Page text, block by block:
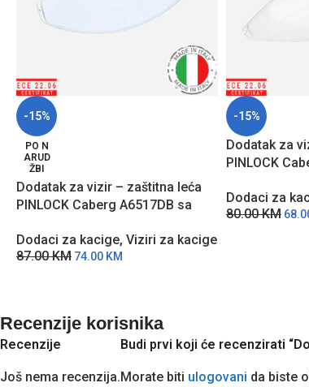
-15%
PO N
ARUD
ŽBI
Dodatak za vizir – zaštitna leća
PINLOCK Caberg A6517DB sa
Dodaci za kacige, Viziri za kacige
87.00KM 74.00 KM
-15%
Dodatak za
PINLOCK
Dodaci za
80.00KM
Recenzije korisnika
Recenzije
Još nema recenzija.
Budi prvi koji će recenzirati
Morate biti ulogovani da biste